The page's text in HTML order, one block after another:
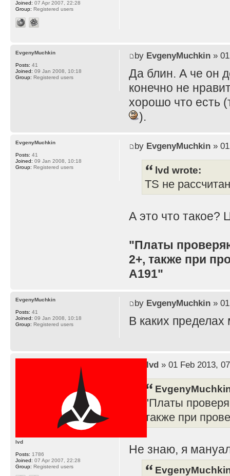
Joined: 07 Apr 2007, 22:28
Group: Registered users
by EvgenyMuchkin» 01
Да блин. А че он
конечно не
хорошо что есть
).
EvgenyMuchkin
Posts: 41
Joined: 09 Jan 2008, 10:18
Group: Registered users
by EvgenyMuchkin» 01
lvd wrote:
TS не
А это что такое?
"Платы
2+, также при
A191"
EvgenyMuchkin
Posts: 41
Joined: 09 Jan 2008, 10:18
Group: Registered users
by EvgenyMuchkin» 01
В каких
EvgenyMuchkin
Posts: 41
Joined: 09 Jan 2008, 10:18
Group: Registered users
lvd» 01 Feb 2013,
"Платы
также при
Не знаю, я
lvd
Posts: 1786
Joined: 07 Apr 2007, 22:28
Group: Registered users